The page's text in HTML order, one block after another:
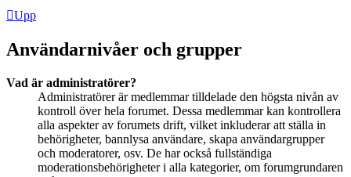
Upp
Användarnivåer och grupper
Vad är administratörer?
Administratörer är medlemmar tilldelade den högsta nivån av
kontroll över hela forumet. Dessa medlemmar kan kontrollera
alla aspekter av forumets drift, vilket inkluderar att ställa in
behörigheter, bannlysa användare, skapa användargrupper
och moderatorer, osv. De har också fullständiga
moderationsbehörigheter i alla kategorier, om forumgrundaren